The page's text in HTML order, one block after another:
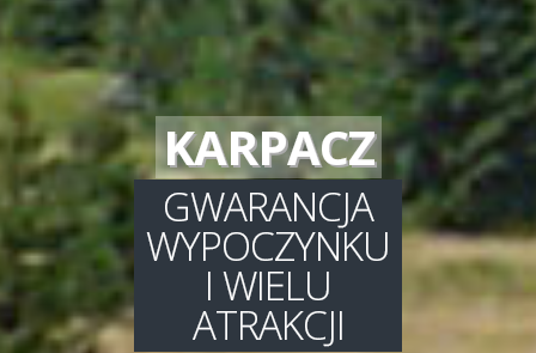
KARPACZ
GWARANCJA
WYPOCZYNKU
I WIELU
ATRAKCJI